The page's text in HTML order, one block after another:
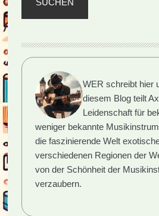
SUCHEN
WER schreibt hier
diesem Blog teilt
Leidenschaft für
weniger bekannte
die faszinierende Welt
verschiedenen Regionen der
von der Schönheit der
verzaubern.